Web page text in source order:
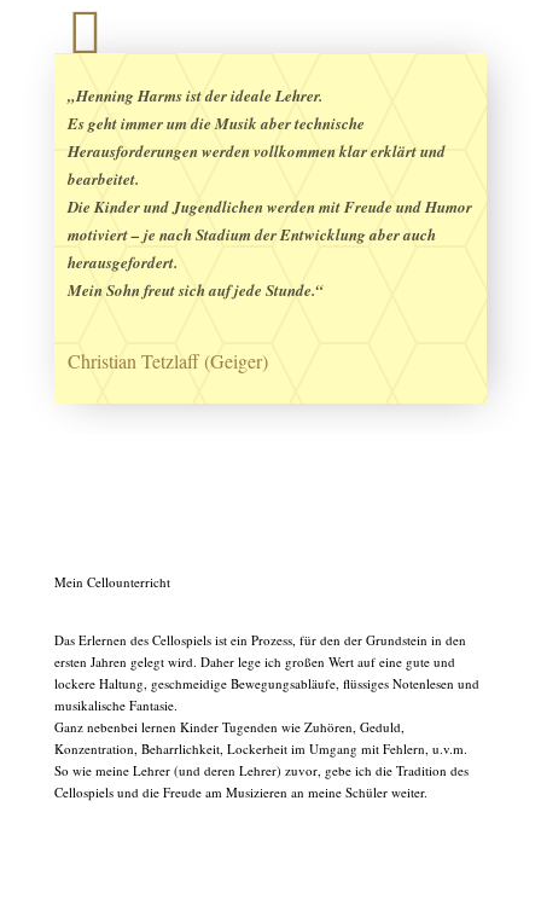

„Henning Harms ist der ideale Lehrer.
Es geht immer um die Musik aber technische
Herausforderungen werden vollkommen klar erklärt und
bearbeitet.
Die Kinder und Jugendlichen werden mit Freude und Humor
motiviert – je nach Stadium der Entwicklung aber auch
herausgefordert.
Mein Sohn freut sich auf jede Stunde.“
Christian Tetzlaff (Geiger)
Mein Cellounterricht
Das Erlernen des Cellospiels ist ein Prozess, für den der Grundstein in den
ersten Jahren gelegt wird. Daher lege ich großen Wert auf eine gute und
lockere Haltung, geschmeidige Bewegungsabläufe, flüssiges Notenlesen und
musikalische Fantasie.
Ganz nebenbei lernen Kinder Tugenden wie Zuhören, Geduld,
Konzentration, Beharrlichkeit, Lockerheit im Umgang mit Fehlern, u.v.m.
So wie meine Lehrer (und deren Lehrer) zuvor, gebe ich die Tradition des
Cellospiels und die Freude am Musizieren an meine Schüler weiter.